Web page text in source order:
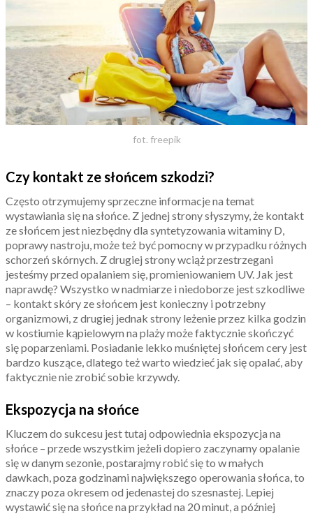
fot. freepik
Czy kontakt ze słońcem szkodzi?
Często otrzymujemy sprzeczne informacje na temat
wystawiania się na słońce. Z jednej strony słyszymy, że kontakt
ze słońcem jest niezbędny dla syntetyzowania witaminy D,
poprawy nastroju, może też być pomocny w przypadku różnych
schorzeń skórnych. Z drugiej strony wciąż przestrzegani
jesteśmy przed opalaniem się, promieniowaniem UV. Jak jest
naprawdę? Wszystko w nadmiarze i niedoborze jest szkodliwe
– kontakt skóry ze słońcem jest konieczny i potrzebny
organizmowi, z drugiej jednak strony leżenie przez kilka godzin
w kostiumie kąpielowym na plaży może faktycznie skończyć
się poparzeniami. Posiadanie lekko muśniętej słońcem cery jest
bardzo kuszące, dlatego też warto wiedzieć jak się opalać, aby
faktycznie nie zrobić sobie krzywdy.
Ekspozycja na słońce
Kluczem do sukcesu jest tutaj odpowiednia ekspozycja na
słońce – przede wszystkim jeżeli dopiero zaczynamy opalanie
się w danym sezonie, postarajmy robić się to w małych
dawkach, poza godzinami największego operowania słońca, to
znaczy poza okresem od jedenastej do szesnastej. Lepiej
wystawić się na słońce na przykład na 20 minut, a później